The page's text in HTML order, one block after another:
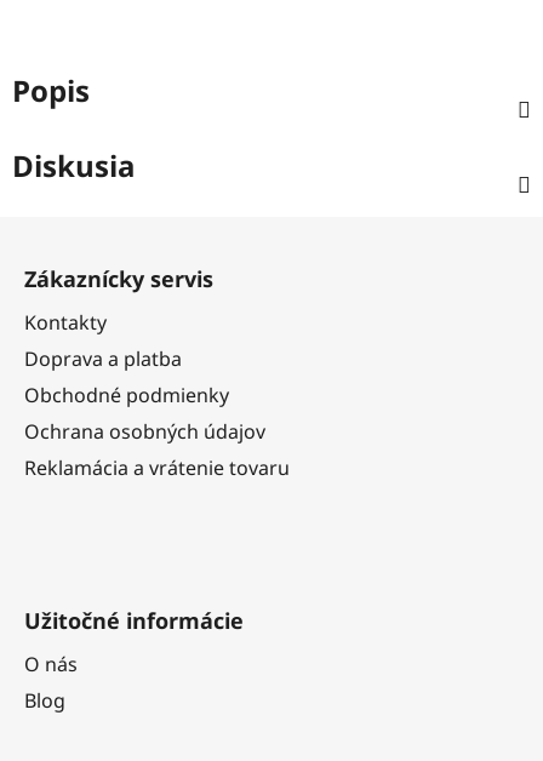
Popis
Diskusia
Zákaznícky servis
Kontakty
Doprava a platba
Obchodné podmienky
Ochrana osobných údajov
Reklamácia a vrátenie tovaru
Užitočné informácie
O nás
Blog